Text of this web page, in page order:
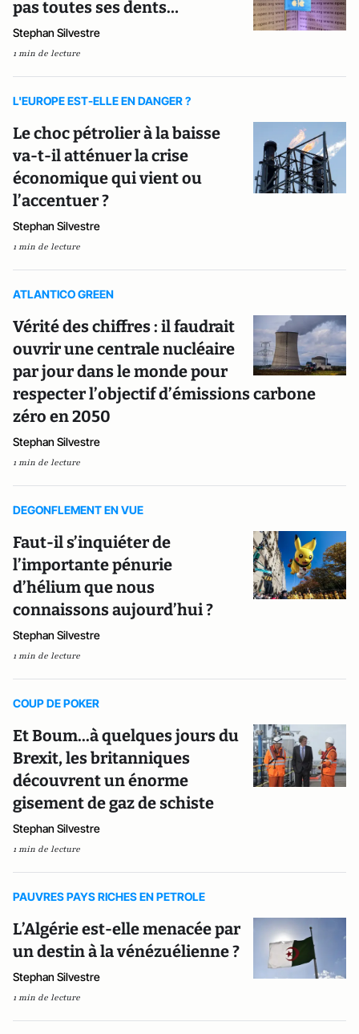
pas toutes ses dents…
Stephan Silvestre
1 min de lecture
L'EUROPE EST-ELLE EN DANGER ?
Le choc pétrolier à la baisse
va-t-il atténuer la crise
économique qui vient ou
l’accentuer ?
Stephan Silvestre
1 min de lecture
ATLANTICO GREEN
Vérité des chiffres : il faudrait
ouvrir une centrale nucléaire
par jour dans le monde pour
respecter l’objectif d’émissions carbone
zéro en 2050
Stephan Silvestre
1 min de lecture
DEGONFLEMENT EN VUE
Faut-il s’inquiéter de
l’importante pénurie
d’hélium que nous
connaissons aujourd’hui ?
Stephan Silvestre
1 min de lecture
COUP DE POKER
Et Boum...à quelques jours du
Brexit, les britanniques
découvrent un énorme
gisement de gaz de schiste
Stephan Silvestre
1 min de lecture
PAUVRES PAYS RICHES EN PETROLE
L’Algérie est-elle menacée par
un destin à la vénézuélienne ?
Stephan Silvestre
1 min de lecture